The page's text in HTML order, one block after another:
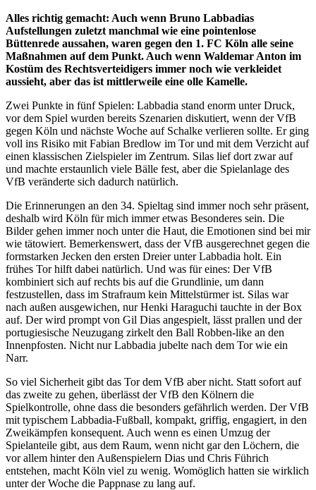
Alles richtig gemacht: Auch wenn Bruno Labbadias
Aufstellungen zuletzt manchmal wie eine pointenlose
Büttenrede aussahen, waren gegen den 1. FC Köln alle seine
Maßnahmen auf dem Punkt. Auch wenn Waldemar Anton im
Kostüm des Rechtsverteidigers immer noch wie verkleidet
aussieht, aber das ist mittlerweile eine olle Kamelle.
Zwei Punkte in fünf Spielen: Labbadia stand enorm unter Druck,
vor dem Spiel wurden bereits Szenarien diskutiert, wenn der VfB
gegen Köln und nächste Woche auf Schalke verlieren sollte. Er ging
voll ins Risiko mit Fabian Bredlow im Tor und mit dem Verzicht auf
einen klassischen Zielspieler im Zentrum. Silas lief dort zwar auf
und machte erstaunlich viele Bälle fest, aber die Spielanlage des
VfB veränderte sich dadurch natürlich.
Die Erinnerungen an den 34. Spieltag sind immer noch sehr präsent,
deshalb wird Köln für mich immer etwas Besonderes sein. Die
Bilder gehen immer noch unter die Haut, die Emotionen sind bei mir
wie tätowiert. Bemerkenswert, dass der VfB ausgerechnet gegen die
formstarken Jecken den ersten Dreier unter Labbadia holt. Ein
frühes Tor hilft dabei natürlich. Und was für eines: Der VfB
kombiniert sich auf rechts bis auf die Grundlinie, um dann
festzustellen, dass im Strafraum kein Mittelstürmer ist. Silas war
nach außen ausgewichen, nur Henki Haraguchi tauchte in der Box
auf. Der wird prompt von Gil Dias angespielt, lässt prallen und der
portugiesische Neuzugang zirkelt den Ball Robben-like an den
Innenpfosten. Nicht nur Labbadia jubelte nach dem Tor wie ein
Narr.
So viel Sicherheit gibt das Tor dem VfB aber nicht. Statt sofort auf
das zweite zu gehen, überlässt der VfB den Kölnern die
Spielkontrolle, ohne dass die besonders gefährlich werden. Der VfB
mit typischem Labbadia-Fußball, kompakt, griffig, engagiert, in den
Zweikämpfen konsequent. Auch wenn es einen Umzug der
Spielanteile gibt, aus dem Raum, wenn nicht gar den Löchern, die
vor allem hinter den Außenspielern Dias und Chris Führich
entstehen, macht Köln viel zu wenig. Womöglich hatten sie wirklich
unter der Woche die Pappnase zu lang auf.